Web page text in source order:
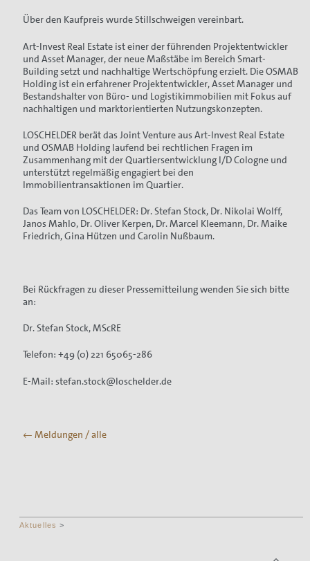
Über den Kaufpreis wurde Stillschweigen vereinbart.
Art-Invest Real Estate ist einer der führenden Projektentwickler
und Asset Manager, der neue Maßstäbe im Bereich Smart-
Building setzt und nachhaltige Wertschöpfung erzielt. Die OSMAB
Holding ist ein erfahrener Projektentwickler, Asset Manager und
Bestandshalter von Büro- und Logistikimmobilien mit Fokus auf
nachhaltigen und marktorientierten Nutzungskonzepten.
LOSCHELDER berät das Joint Venture aus Art-Invest Real Estate
und OSMAB Holding laufend bei rechtlichen Fragen im
Zusammenhang mit der Quartiersentwicklung I/D Cologne und
unterstützt regelmäßig engagiert bei den
Immobilientransaktionen im Quartier.
Das Team von LOSCHELDER: Dr. Stefan Stock, Dr. Nikolai Wolff,
Janos Mahlo, Dr. Oliver Kerpen, Dr. Marcel Kleemann, Dr. Maike
Friedrich, Gina Hützen und Carolin Nußbaum.
Bei Rückfragen zu dieser Pressemitteilung wenden Sie sich bitte
an:
Dr. Stefan Stock, MScRE
Telefon: +49 (0) 221 65065-286
E-Mail: stefan.stock@loschelder.de
← Meldungen / alle
Aktuelles >